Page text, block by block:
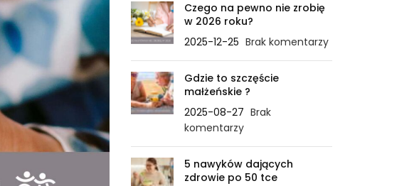
Czego na pewno nie zrobię
w 2026 roku?
2025-12-25 Brak komentarzy
Gdzie to szczęście
małżeńskie ?
2025-08-27 Brak
komentarzy
5 nawyków dających
zdrowie po 50 tce